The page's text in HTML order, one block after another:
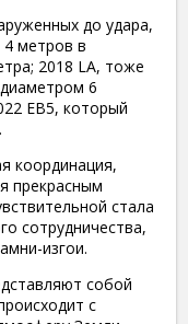
до удара,
метров в
2018 LA, тоже
6
EB5, который
координация,
прекрасным
стала
сотрудничества,
изгои.
собой
с